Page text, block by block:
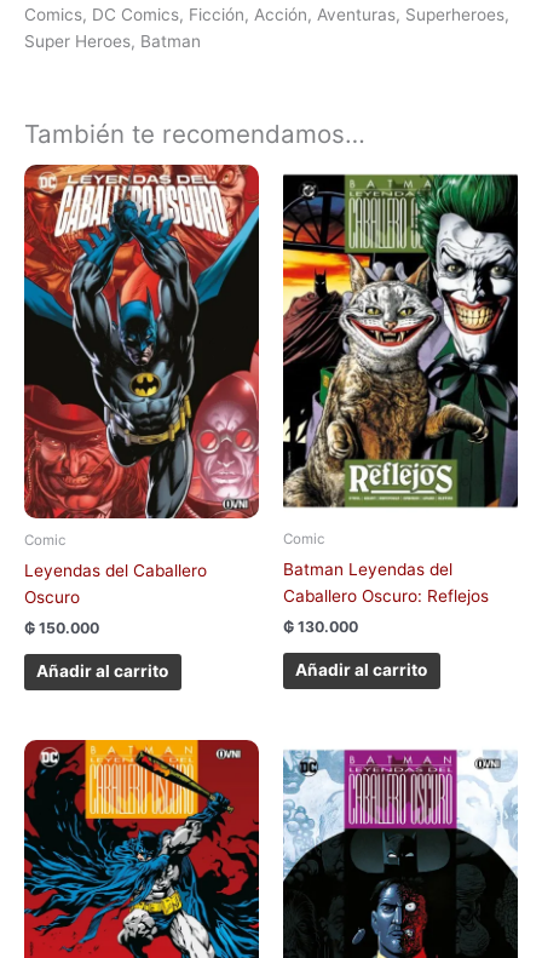
Comics, DC Comics, Ficción, Acción, Aventuras, Superheroes,
Super Heroes, Batman
También te recomendamos…
Comic
Leyendas del Caballero
Oscuro
₲ 150.000
Añadir al carrito
Comic
Batman Leyendas del
Caballero Oscuro: Reflejos
₲ 130.000
Añadir al carrito